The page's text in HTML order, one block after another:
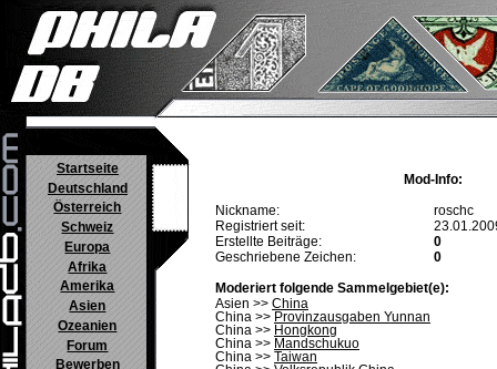
Startseite
Deutschland
Österreich
Schweiz
Europa
Afrika
Amerika
Asien
Ozeanien
Forum
Bewerben
Mod-Info:
Nickname:
roschc
Registriert seit:
Erstellte Beiträge:
0
Geschriebene Zeichen:
0
Moderiert folgende Sammelgebiet(e):
Asien >> China
China >> Provinzausgaben Yunnan
China >> Hongkong
China >> Mandschukuo
China >> Taiwan